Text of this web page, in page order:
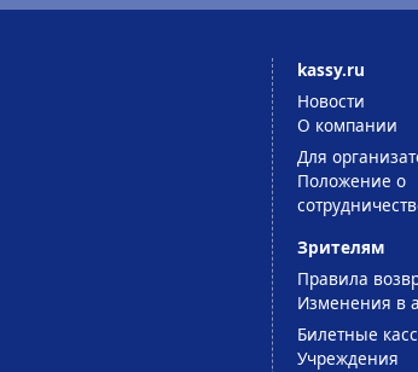
kassy.ru
Новости
О компании
Для
Положение о
Зрителям
Правила
Изменения в
Билетные
Учреждения